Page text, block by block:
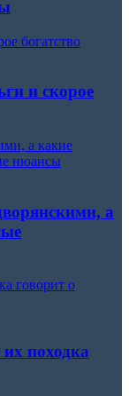
богатство
и скорое
а какие
нюансы
а
говорит о
походка